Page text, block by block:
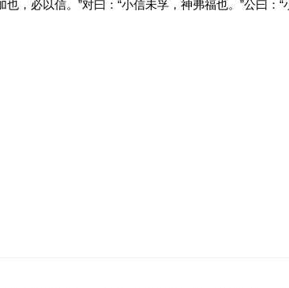
，必以信。”对曰：“小信未孚，神弗福也。”公曰